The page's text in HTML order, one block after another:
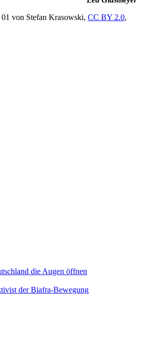
von Stefan Krasowski, CC BY 2.0,
die Augen öffnen
der Biafra-Bewegung